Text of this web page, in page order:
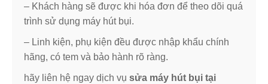
– Khách hàng sẽ được khi hóa đơn để theo dõi quá
trình sử dụng máy hút bụi.
– Linh kiện, phụ kiện đều được nhập khẩu chính
hãng, có tem và bảo hành rõ ràng.
hãy liên hệ ngay dịch vụ sửa máy hút bụi tại